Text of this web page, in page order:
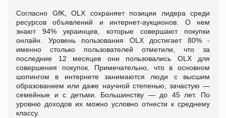
Согласно GfK, OLX сохраняет позиции лидера среди
ресурсов объявлений и интернет-аукционов. О нем
знают 94% украинцев, которые совершают покупки
онлайн. Уровень пользования OLX достигает 80% -
именно столько пользователей отметили, что за
последние 12 месяцев они пользовались OLX для
совершения покупок. Примечательно, что в основном
шопингом в интернете занимаются люди с высшим
образованием или даже научной степенью, зачастую —
семейные и с детьми. Большинству — до 45 лет. По
уровню доходов их можно условно отнести к среднему
классу.